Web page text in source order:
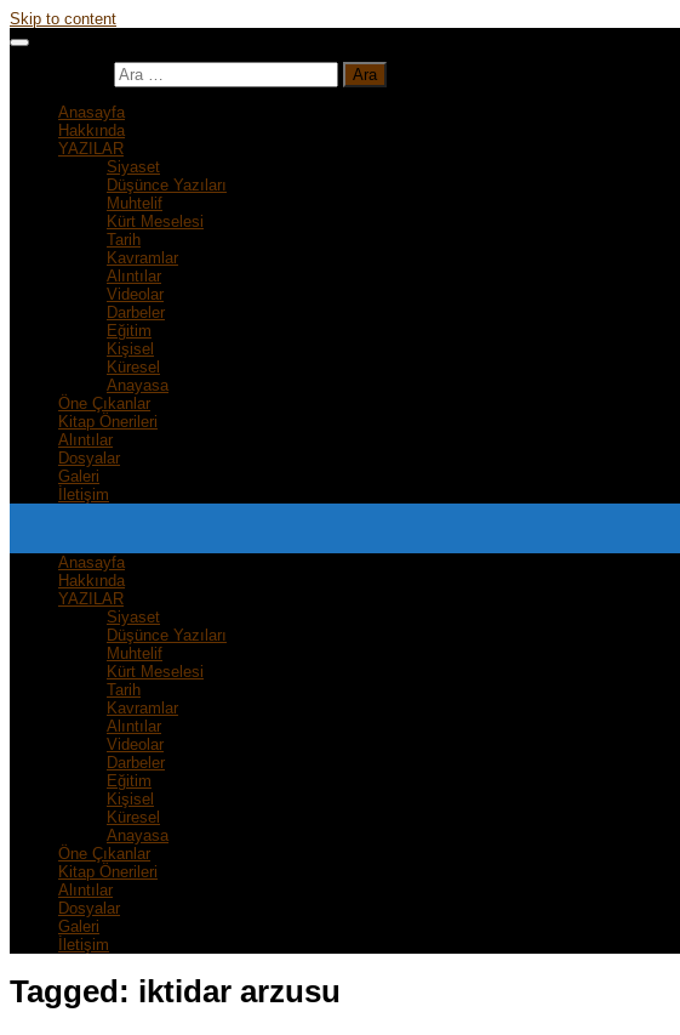
Skip to content
Anasayfa
Hakkında
YAZILAR
Siyaset
Düşünce Yazıları
Muhtelif
Kürt Meselesi
Tarih
Kavramlar
Alıntılar
Videolar
Darbeler
Eğitim
Kişisel
Küresel
Anayasa
Öne Çıkanlar
Kitap Önerileri
Alıntılar
Dosyalar
Galeri
İletişim
Anasayfa
Hakkında
YAZILAR
Siyaset
Düşünce Yazıları
Muhtelif
Kürt Meselesi
Tarih
Kavramlar
Alıntılar
Videolar
Darbeler
Eğitim
Kişisel
Küresel
Anayasa
Öne Çıkanlar
Kitap Önerileri
Alıntılar
Dosyalar
Galeri
İletişim
Tagged: iktidar arzusu